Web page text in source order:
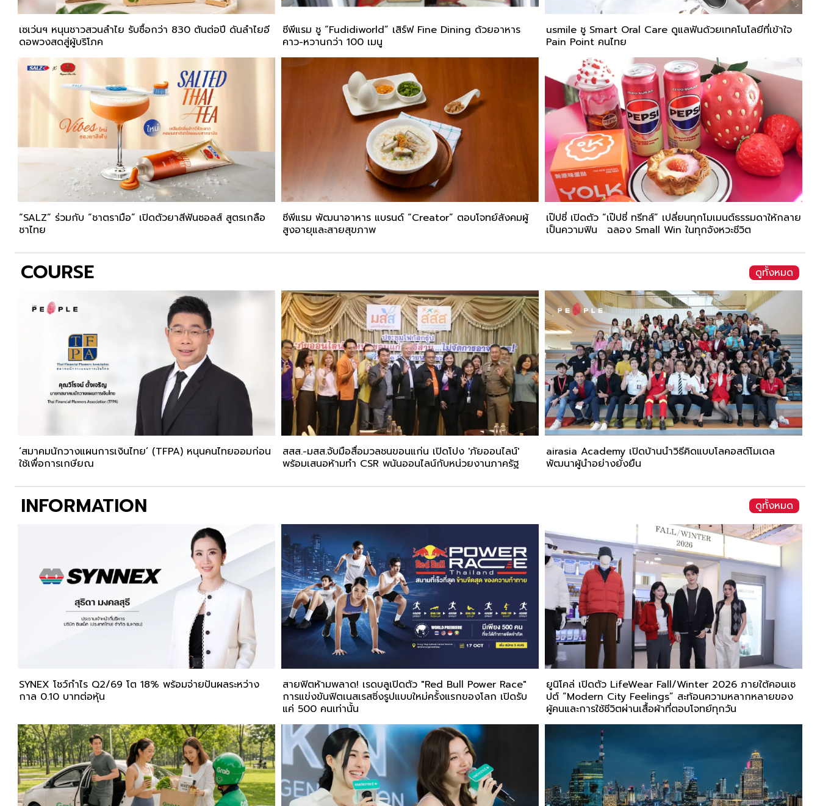
เซเว่นฯ หนุนชาวสวนลำไย รับซื้อกว่า 830 ตันต่อปี ดันลำไยอี
ดอพวงสดสู่ผู้บริโภค
ซีพีแรม ชู “Fudidiworld” เสิร์ฟ Fine Dining ด้วยอาหาร
คาว-หวานกว่า 100 เมนู
usmile ชู Smart Oral Care ดูแลฟันด้วยเทคโนโลยีที่เข้าใจ
Pain Point คนไทย
“SALZ” ร่วมกับ “ชาตรามือ” เปิดตัวยาสีฟันซอลส์ สูตรเกลือ
ชาไทย
ซีพีแรม พัฒนาอาหาร แบรนด์ “Creator” ตอบโจทย์สังคมผู้
สูงอายุและสายสุขภาพ
เป๊ปซี่ เปิดตัว “เป๊ปซี่ ทรีทส์” เปลี่ยนทุกโมเมนต์ธรรมดาให้กลาย
เป็นความฟิน ฉลอง Small Win ในทุกจังหวะชีวิต
COURSE ดูทั้งหมด
‘สมาคมนักวางแผนการเงินไทย’ (TFPA) หนุนคนไทยออมก่อน
ใช้เพื่อการเกษียณ
สสส.-มสส.จับมือสื่อมวลชนขอนแก่น เปิดโปง 'ภัยออนไลน์'
พร้อมเสนอห้ามทำ CSR พนันออนไลน์กับหน่วยงานภาครัฐ
airasia Academy เปิดบ้านนำวิธีคิดแบบโลคอสต์โมเดล
พัฒนาผู้นำอย่างยั่งยืน
INFORMATION ดูทั้งหมด
SYNEX โชว์กำไร Q2/69 โต 18% พร้อมจ่ายปันผลระหว่าง
กาล 0.10 บาทต่อหุ้น
สายฟิตห้ามพลาด! เรดบลูเปิดตัว "Red Bull Power Race"
การแข่งขันฟิตเนสเรสซิ่งรูปแบบใหม่ครั้งแรกของโลก เปิดรับ
แค่ 500 คนเท่านั้น
ยูนิโคล่ เปิดตัว LifeWear Fall/Winter 2026 ภายใต้คอนเซ
ปต์ “Modern City Feelings” สะท้อนความหลากหลายของ
ผู้คนและการใช้ชีวิตผ่านเสื้อผ้าที่ตอบโจทย์ทุกวัน